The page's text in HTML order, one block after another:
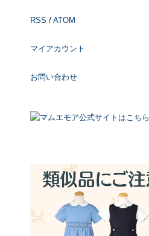
RSS / ATOM
マイアカウント
お問い合わせ
マムエモア公式サイトはこちら